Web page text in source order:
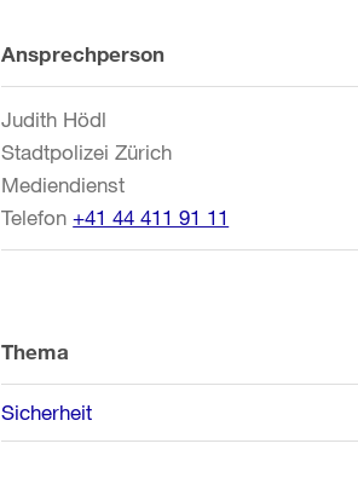
Weitere
Informationen
Ansprechperson
Judith Hödl
Stadtpolizei Zürich
Mediendienst
Telefon +41 44 411 91 11
Thema
Sicherheit